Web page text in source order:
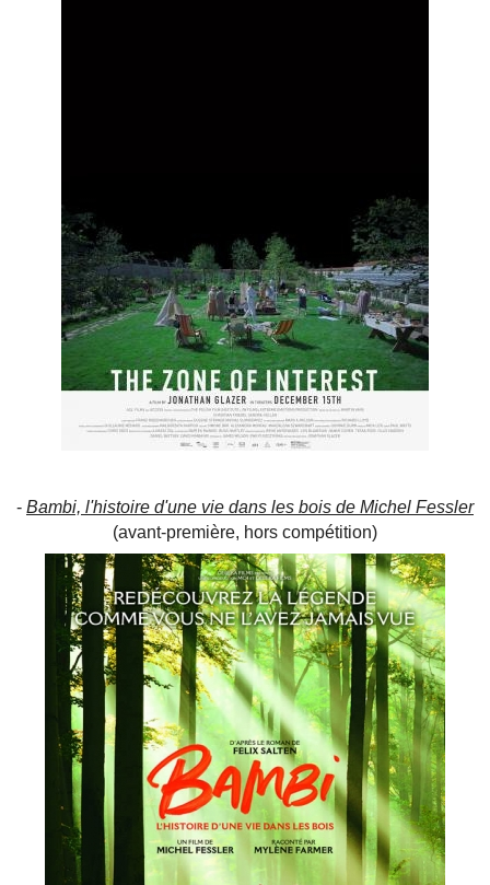
- Bambi, l'histoire d'une vie dans les bois de Michel Fessler
(avant-première, hors compétition)